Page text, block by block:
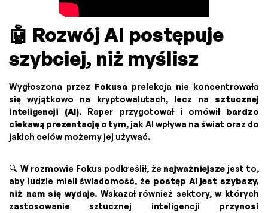
🤖 Rozwój AI postępuje
szybciej, niż myślisz
Wygłoszona przez Fokusa prelekcja nie koncentrowała
się wyjątkowo na kryptowalutach, lecz na sztucznej
inteligencji (AI). Raper przygotował i omówił bardzo
ciekawą prezentację o tym, jak AI wpływa na świat oraz do
jakich celów możemy jej używać.
🔍 W rozmowie Fokus podkreślił, że najważniejsze jest to,
aby ludzie mieli świadomość, że postęp AI jest szybszy,
niż nam się wydaje. Wskazał również sektory, w których
zastosowanie sztucznej inteligencji przynosi